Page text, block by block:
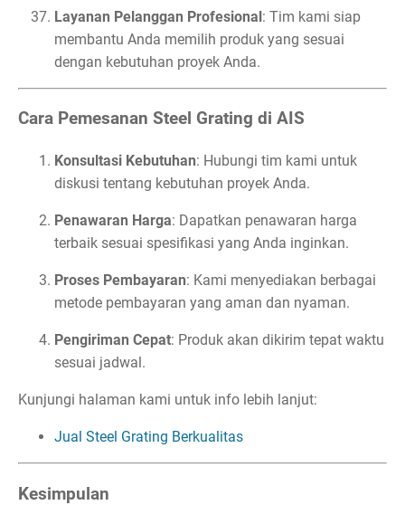
Layanan Pelanggan Profesional: Tim kami siap
membantu Anda memilih produk yang sesuai
dengan kebutuhan proyek Anda.
Cara Pemesanan Steel Grating di AIS
Konsultasi Kebutuhan: Hubungi tim kami untuk
diskusi tentang kebutuhan proyek Anda.
Penawaran Harga: Dapatkan penawaran harga
terbaik sesuai spesifikasi yang Anda inginkan.
Proses Pembayaran: Kami menyediakan berbagai
metode pembayaran yang aman dan nyaman.
Pengiriman Cepat: Produk akan dikirim tepat waktu
sesuai jadwal.
Kunjungi halaman kami untuk info lebih lanjut:
Jual Steel Grating Berkualitas
Kesimpulan